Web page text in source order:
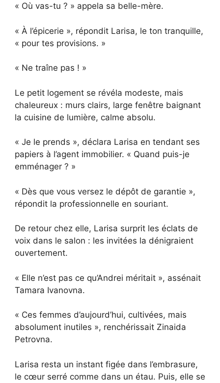
« Où vas-tu ? » appela sa belle-mère.
« À l’épicerie », répondit Larisa, le ton tranquille,
« pour tes provisions. »
« Ne traîne pas ! »
Le petit logement se révéla modeste, mais
chaleureux : murs clairs, large fenêtre baignant
la cuisine de lumière, calme absolu.
« Je le prends », déclara Larisa en tendant ses
papiers à l’agent immobilier. « Quand puis-je
emménager ? »
« Dès que vous versez le dépôt de garantie »,
répondit la professionnelle en souriant.
De retour chez elle, Larisa surprit les éclats de
voix dans le salon : les invitées la dénigraient
ouvertement.
« Elle n’est pas ce qu’Andrei méritait », assénait
Tamara Ivanovna.
« Ces femmes d’aujourd’hui, cultivées, mais
absolument inutiles », renchérissait Zinaida
Petrovna.
Larisa resta un instant figée dans l’embrasure,
le cœur serré comme dans un étau. Puis, elle se